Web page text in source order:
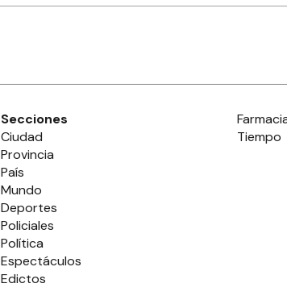
Secciones
Ciudad
Provincia
País
Mundo
Deportes
Policiales
Política
Espectáculos
Edictos
Tiempo